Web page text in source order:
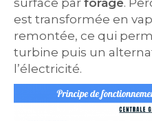
surface par forage.
est transformée en
remontée, ce qui
turbine puis un
l’électricité.